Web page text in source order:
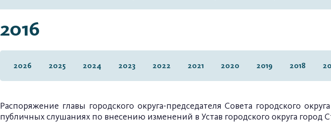
2016
2026 2025 2024 2023 2022 2021 2020 2019 2018
Распоряжение главы городского округа-председателя Совета городского
публичных слушаниях по внесению изменений в Устав городского округа город